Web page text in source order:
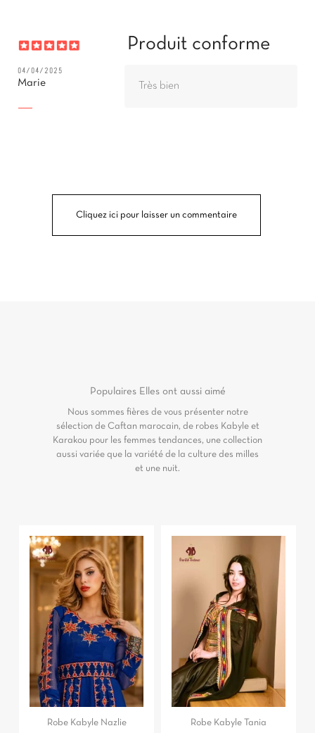
Cliquez ici pour laisser un commentaire
Produit conforme
04/04/2025
Marie Très bien
Populaires Elles ont aussi aimé
Nous sommes fières de vous présenter notre
sélection de Caftan marocain, de robes Kabyle et
Karakou pour les femmes tendances, une collection
aussi variée que la variété de la culture des milles
et une nuit.
Robe Kabyle Nazlie Robe Kabyle Tania